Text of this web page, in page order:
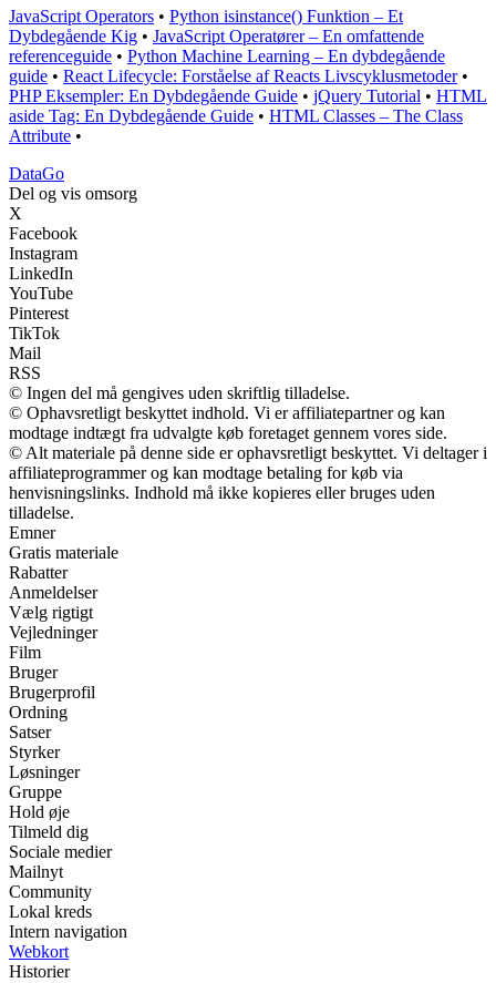
JavaScript Operators • Python isinstance() Funktion – Et
Dybdegående Kig • JavaScript Operatører – En omfattende
referenceguide • Python Machine Learning – En dybdegående
guide • React Lifecycle: Forståelse af Reacts Livscyklusmetoder•
PHP Eksempler: En Dybdegående Guide • jQuery Tutorial • HTML
aside Tag: En Dybdegående Guide • HTML Classes – The Class
Attribute •
DataGo
Del og vis omsorg
X
Facebook
Instagram
LinkedIn
YouTube
Pinterest
TikTok
Mail
RSS
© Ingen del må gengives uden skriftlig tilladelse.
© Ophavsretligt beskyttet indhold. Vi er affiliatepartner og kan
modtage indtægt fra udvalgte køb foretaget gennem vores side.
© Alt materiale på denne side er ophavsretligt beskyttet. Vi deltager i
affiliateprogrammer og kan modtage betaling for køb via
henvisningslinks. Indhold må ikke kopieres eller bruges uden
tilladelse.
Emner
Gratis materiale
Rabatter
Anmeldelser
Vælg rigtigt
Vejledninger
Film
Bruger
Brugerprofil
Ordning
Satser
Styrker
Løsninger
Gruppe
Hold øje
Tilmeld dig
Sociale medier
Mailnyt
Community
Lokal kreds
Intern navigation
Webkort
Historier